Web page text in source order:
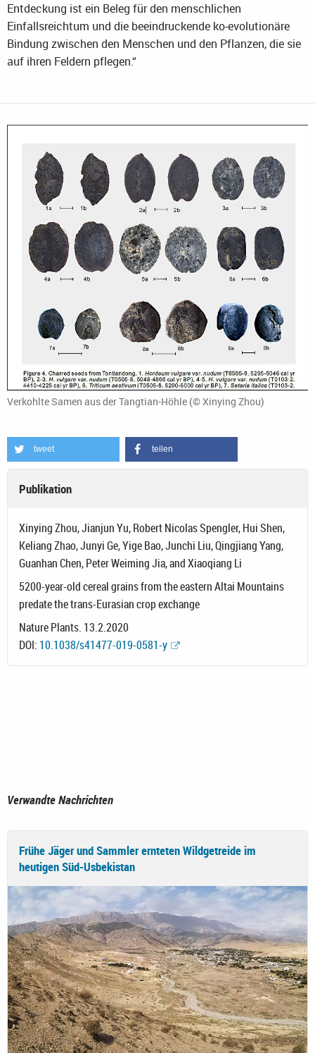
Entdeckung ist ein Beleg für den menschlichen
Einfallsreichtum und die beeindruckende ko-evolutionäre
Bindung zwischen den Menschen und den Pflanzen, die sie
auf ihren Feldern pflegen.“
Verkohlte Samen aus der Tangtian-Höhle (© Xinying Zhou)
tweet teilen
Publikation
Xinying Zhou, Jianjun Yu, Robert Nicolas Spengler, Hui Shen,
Keliang Zhao, Junyi Ge, Yige Bao, Junchi Liu, Qingjiang Yang,
Guanhan Chen, Peter Weiming Jia, and Xiaoqiang Li
5200-year-old cereal grains from the eastern Altai Mountains
predate the trans-Eurasian crop exchange
Nature Plants. 13.2.2020
DOI: 10.1038/s41477-019-0581-y
Verwandte Nachrichten
Frühe Jäger und Sammler ernteten Wildgetreide im
heutigen Süd-Usbekistan